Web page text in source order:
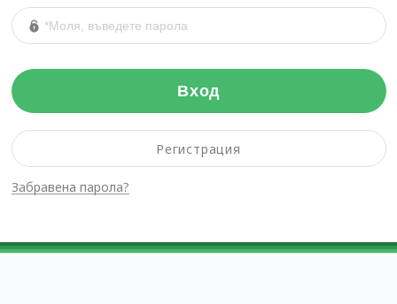
Вход
Забравена парола?
Регистрация